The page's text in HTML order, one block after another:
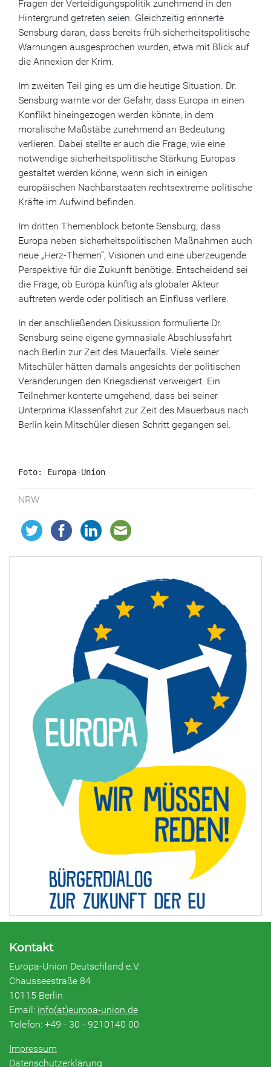
Fragen der Verteidigungspolitik zunehmend in den
Hintergrund getreten seien. Gleichzeitig erinnerte
Sensburg daran, dass bereits früh sicherheitspolitische
Warnungen ausgesprochen wurden, etwa mit Blick auf
die Annexion der Krim.
Im zweiten Teil ging es um die heutige Situation. Dr.
Sensburg warnte vor der Gefahr, dass Europa in einen
Konflikt hineingezogen werden könnte, in dem
moralische Maßstäbe zunehmend an Bedeutung
verlieren. Dabei stellte er auch die Frage, wie eine
notwendige sicherheitspolitische Stärkung Europas
gestaltet werden könne, wenn sich in einigen
europäischen Nachbarstaaten rechtsextreme politische
Kräfte im Aufwind befinden.
Im dritten Themenblock betonte Sensburg, dass
Europa neben sicherheitspolitischen Maßnahmen auch
neue „Herz-Themen“, Visionen und eine überzeugende
Perspektive für die Zukunft benötige. Entscheidend sei
die Frage, ob Europa künftig als globaler Akteur
auftreten werde oder politisch an Einfluss verliere.
In der anschließenden Diskussion formulierte Dr.
Sensburg seine eigene gymnasiale Abschlussfahrt
nach Berlin zur Zeit des Mauerfalls. Viele seiner
Mitschüler hätten damals angesichts der politischen
Veränderungen den Kriegsdienst verweigert. Ein
Teilnehmer konterte umgehend, dass bei seiner
Unterprima Klassenfahrt zur Zeit des Mauerbaus nach
Berlin kein Mitschüler diesen Schritt gegangen sei.
Foto: Europa-Union
NRW
Kontakt
Europa-Union Deutschland e.V.
Chausseestraße 84
10115 Berlin
Email: info(at)europa-union.de
Telefon: +49 - 30 - 9210140 00
Impressum
Datenschutzerklärung